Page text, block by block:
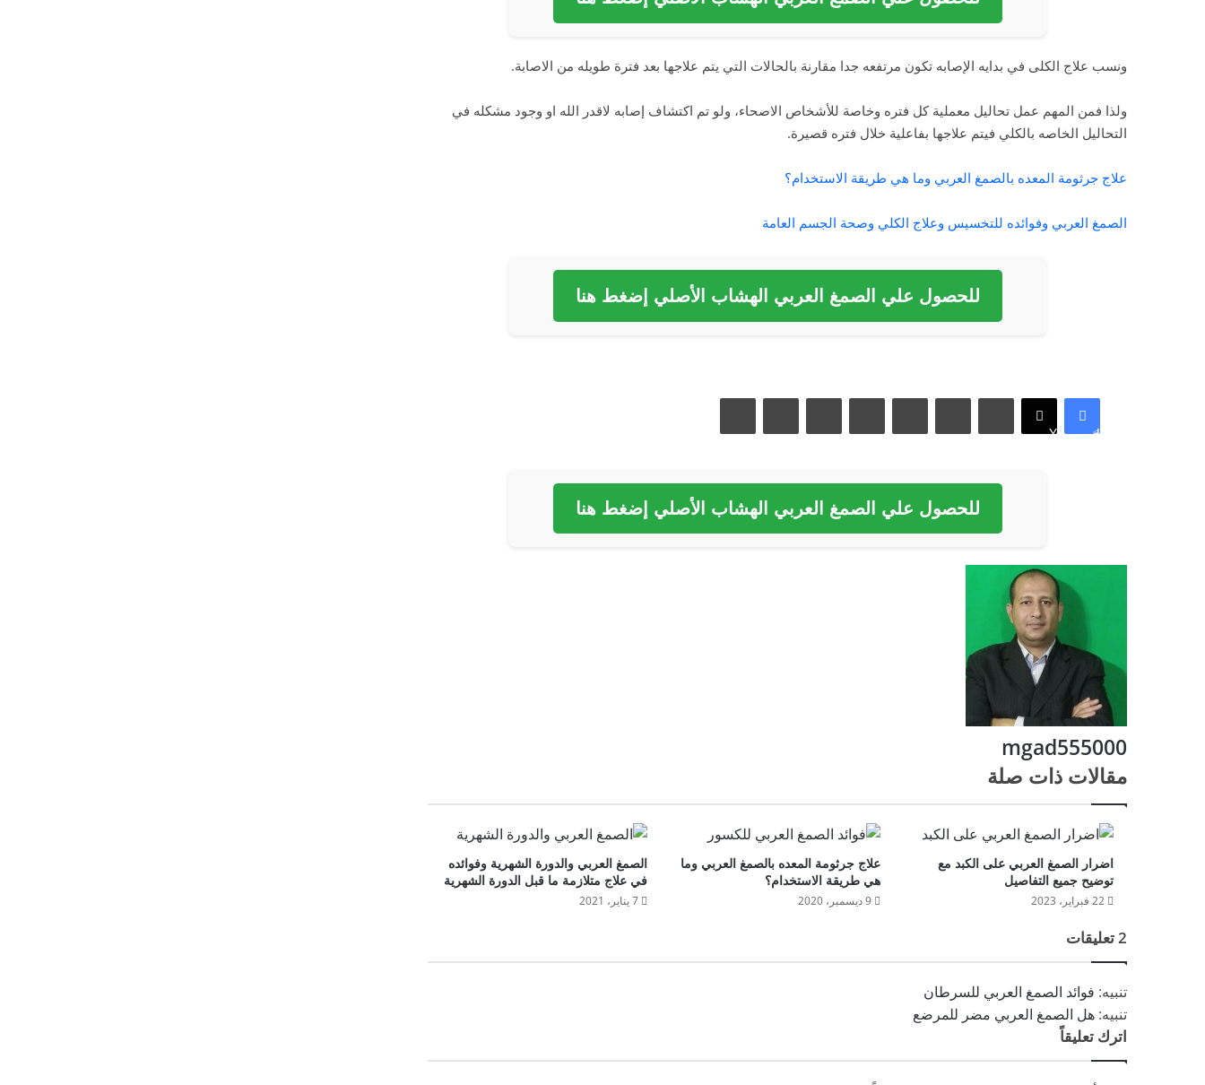
ونسب علاج الكلى في بدايه الإصابه تكون مرتفعه جدا مقارنة بالحالات التي يتم علاجها بعد فترة طويله من الاصابة.
ولذا فمن المهم عمل تحاليل معملية كل فتره وخاصة للأشخاص الاصحاء، ولو تم اكتشاف إصابه لاقدر الله او وجود مشكله في
التحاليل الخاصه بالكلي فيتم علاجها بفاعلية خلال فتره قصيرة.
علاج جرثومة المعده بالصمغ العربي وما هي طريقة الاستخدام؟
الصمغ العربي وفوائده للتخسيس وعلاج الكلي وصحة الجسم العامة
للحصول علي الصمغ العربي الهشاب الأصلي إضغط هنا
فيسبوك
X
لينكدإن بينتيريست مشاركة عبر البريد طباعة
للحصول علي الصمغ العربي الهشاب الأصلي إضغط هنا
mgad555000
مقالات ذات صلة
اضرار الصمغ العربي على الكبد مع
توضيح جميع التفاصيل
22 فبراير، 2023
علاج جرثومة المعده بالصمغ العربي وما
هي طريقة الاستخدام؟
9 ديسمبر، 2020
الصمغ العربي والدورة الشهرية وفوائده
في علاج متلازمة ما قبل الدورة الشهرية
7 يناير، 2021
2 تعليقات
تنبيه: فوائد الصمغ العربي للسرطان
تنبيه: هل الصمغ العربي مضر للمرضع
اترك تعليقاً